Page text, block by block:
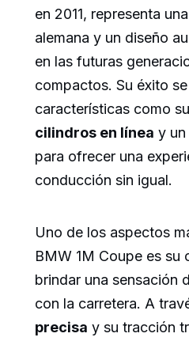
en 2011, representa
alemana y un diseño
en las futuras
compactos. Su éxito
características como su
cilindros en línea y un
para ofrecer una
conducción sin igual.
Uno de los aspectos
BMW 1M Coupe es su
brindar una sensación
con la carretera. A
precisa y su tracción